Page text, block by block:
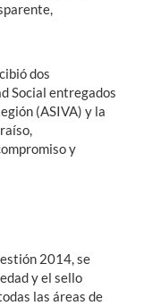
dos
Social entregados
(ASIVA) y la
y
2014, se
y el sello
las áreas de